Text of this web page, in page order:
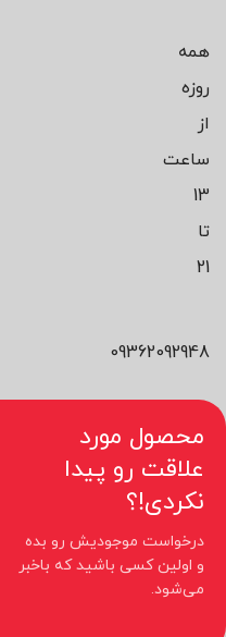
همه
روزه
از
ساعت
13
تا
21
09362092948
محصول مورد
علاقت رو پیدا
نکردی!؟
درخواست موجودیش رو بده
و اولین کسی باشید که باخبر
می‌شود.